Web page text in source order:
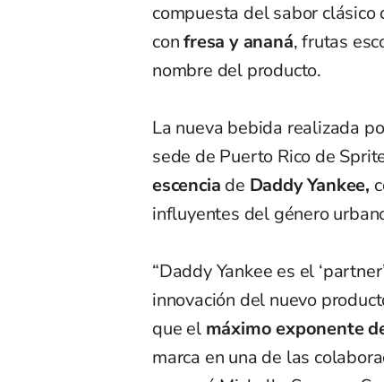
compuesta del sabor clásico
confresa y ananá, frutas
nombre del producto.
La nueva bebida realizada
sede de Puerto Rico de
escencia de Daddy Yankee,
influyentes del género
“Daddy Yankee es el
innovación del nuevo
que el máximo exponente
marca en una de las